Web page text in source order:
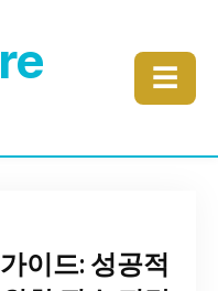
☰
이드: 성공적